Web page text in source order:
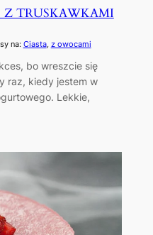
Z TRUSKAWKAMI
na: Ciasta, z owocami
bo wreszcie się
raz, kiedy jestem w
Lekkie,